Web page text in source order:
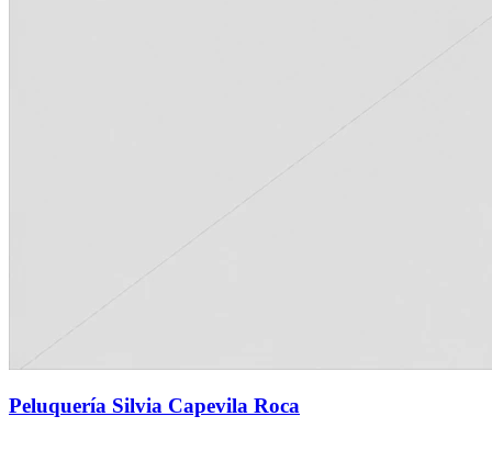
Peluquería Silvia Capevila Roca